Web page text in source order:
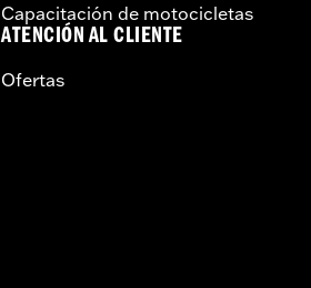
Capacitación de motocicletas
ATENCIÓN AL CLIENTE
Ofertas